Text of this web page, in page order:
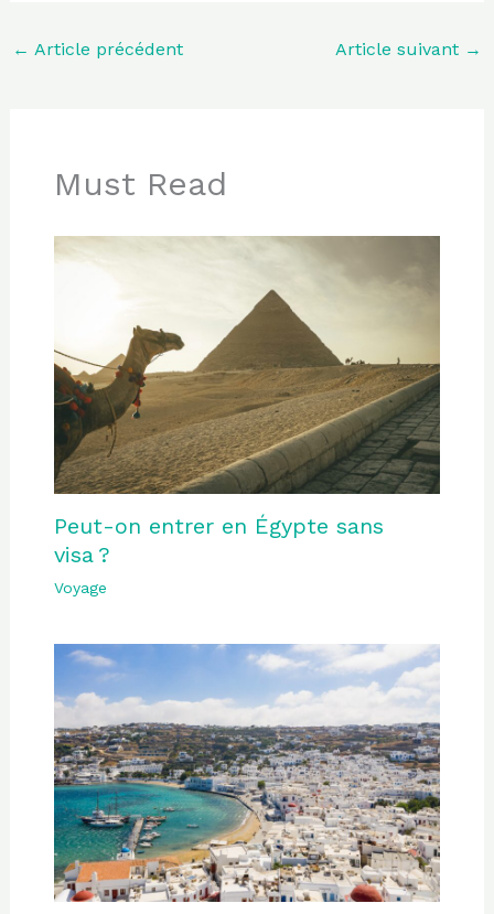
← Article précédent Article suivant →
Must Read
Peut-on entrer en Égypte sans
visa ?
Voyage